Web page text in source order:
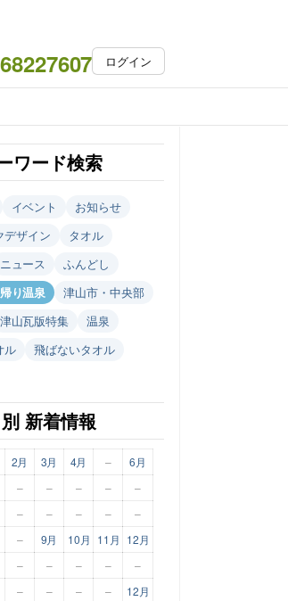
ログイン
ワード検索
イベント
お知らせ
デザイン
タオル
ニュース
ふんどし
り温泉
津山市・中央部
津山瓦版特集
温泉
ル
飛ばないタオル
新着情報
2月 3月 4月 –
6月
– – – – –
– – – –
–
– 9月 10月 11月 12月
– – – –
–
– – – – 12月